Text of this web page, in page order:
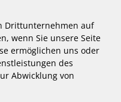
Drittunternehmen auf
wenn Sie unsere Seite
ermöglichen uns oder
des
Abwicklung von